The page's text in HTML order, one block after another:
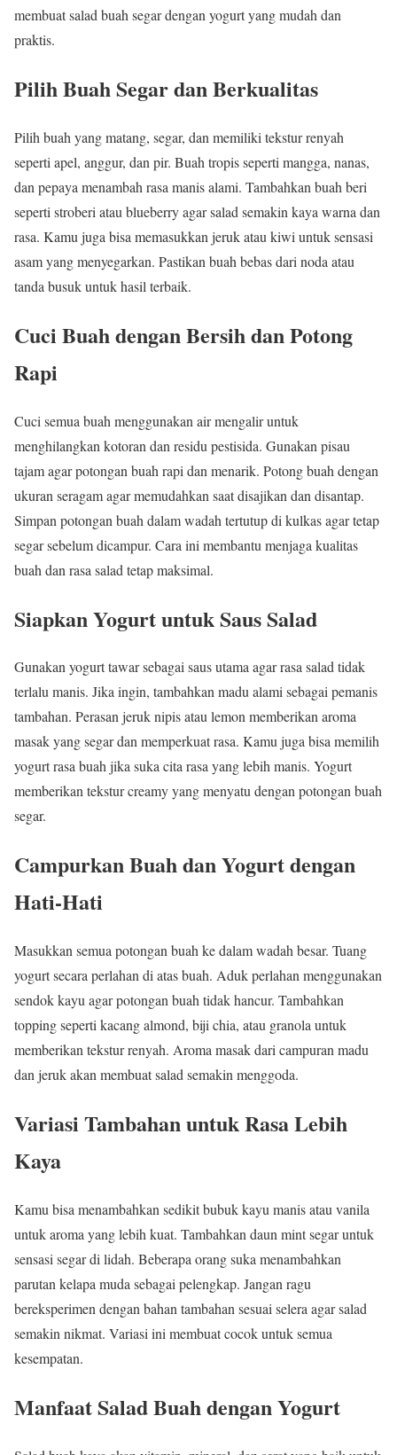
membuat salad buah segar dengan yogurt yang mudah dan
praktis.
Pilih Buah Segar dan Berkualitas
Pilih buah yang matang, segar, dan memiliki tekstur renyah
seperti apel, anggur, dan pir. Buah tropis seperti mangga, nanas,
dan pepaya menambah rasa manis alami. Tambahkan buah beri
seperti stroberi atau blueberry agar salad semakin kaya warna dan
rasa. Kamu juga bisa memasukkan jeruk atau kiwi untuk sensasi
asam yang menyegarkan. Pastikan buah bebas dari noda atau
tanda busuk untuk hasil terbaik.
Cuci Buah dengan Bersih dan Potong
Rapi
Cuci semua buah menggunakan air mengalir untuk
menghilangkan kotoran dan residu pestisida. Gunakan pisau
tajam agar potongan buah rapi dan menarik. Potong buah dengan
ukuran seragam agar memudahkan saat disajikan dan disantap.
Simpan potongan buah dalam wadah tertutup di kulkas agar tetap
segar sebelum dicampur. Cara ini membantu menjaga kualitas
buah dan rasa salad tetap maksimal.
Siapkan Yogurt untuk Saus Salad
Gunakan yogurt tawar sebagai saus utama agar rasa salad tidak
terlalu manis. Jika ingin, tambahkan madu alami sebagai pemanis
tambahan. Perasan jeruk nipis atau lemon memberikan aroma
masak yang segar dan memperkuat rasa. Kamu juga bisa memilih
yogurt rasa buah jika suka cita rasa yang lebih manis. Yogurt
memberikan tekstur creamy yang menyatu dengan potongan buah
segar.
Campurkan Buah dan Yogurt dengan
Hati-Hati
Masukkan semua potongan buah ke dalam wadah besar. Tuang
yogurt secara perlahan di atas buah. Aduk perlahan menggunakan
sendok kayu agar potongan buah tidak hancur. Tambahkan
topping seperti kacang almond, biji chia, atau granola untuk
memberikan tekstur renyah. Aroma masak dari campuran madu
dan jeruk akan membuat salad semakin menggoda.
Variasi Tambahan untuk Rasa Lebih
Kaya
Kamu bisa menambahkan sedikit bubuk kayu manis atau vanila
untuk aroma yang lebih kuat. Tambahkan daun mint segar untuk
sensasi segar di lidah. Beberapa orang suka menambahkan
parutan kelapa muda sebagai pelengkap. Jangan ragu
bereksperimen dengan bahan tambahan sesuai selera agar salad
semakin nikmat. Variasi ini membuat cocok untuk semua
kesempatan.
Manfaat Salad Buah dengan Yogurt